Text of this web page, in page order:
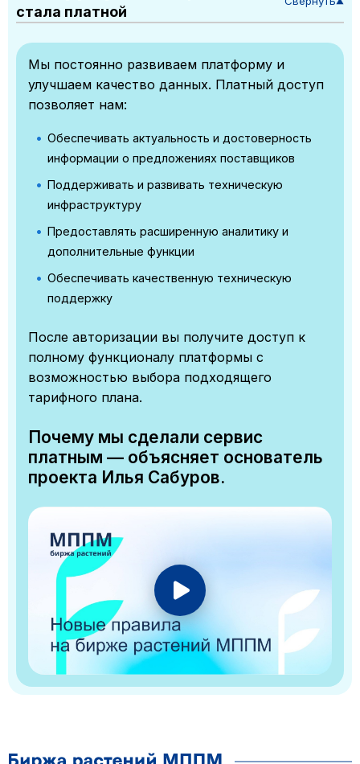
стала платной
Мы постоянно развиваем платформу и
улучшаем качество данных. Платный доступ
позволяет нам:
Обеспечивать актуальность и достоверность
информации о предложениях поставщиков
Поддерживать и развивать техническую
инфраструктуру
Предоставлять расширенную аналитику и
дополнительные функции
Обеспечивать качественную техническую
поддержку
После авторизации вы получите доступ к
полному функционалу платформы с
возможностью выбора подходящего
тарифного плана.
Почему мы сделали сервис
платным — объясняет основатель
проекта Илья Сабуров.